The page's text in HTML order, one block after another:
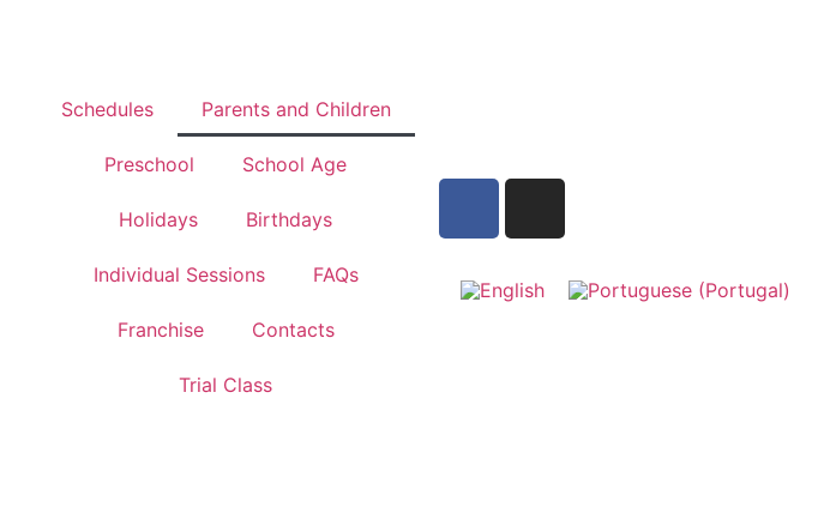
Schedules Parents and Children
Preschool School Age
Holidays Birthdays
Individual Sessions FAQs
Franchise Contacts
Trial Class